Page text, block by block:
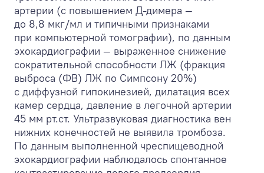
артерии (с повышением Д-димера —
до 8,8 мкг/мл и типичными признаками
при компьютерной томографии), по данным
эхокардиографии — выраженное снижение
сократительной способности ЛЖ (фракция
выброса (ФВ) ЛЖ по Симпсону 20%)
с диффузной гипокинезией, дилатация всех
камер сердца, давление в легочной артерии
45 мм рт.ст. Ультразвуковая диагностика вен
нижних конечностей не выявила тромбоза.
По данным выполненной чреспищеводной
эхокардиографии наблюдалось спонтанное